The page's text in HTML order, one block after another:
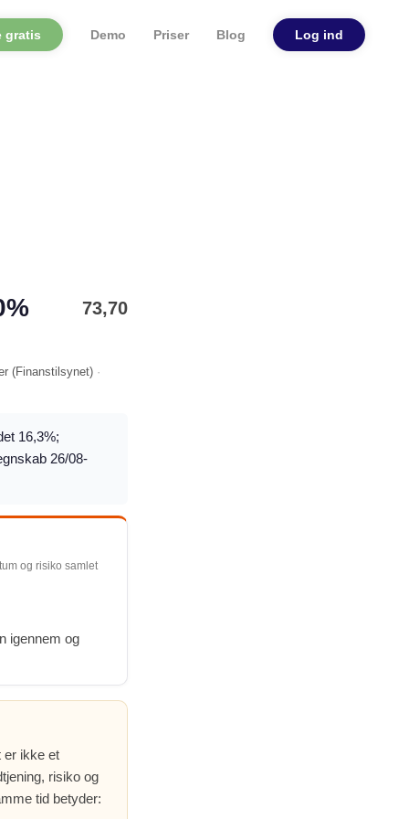
Log ind
Blog
Priser
Demo
gratis
73,70
(Finanstilsynet) ·
16,3%;
26/08-
og risiko samlet
igennem og
ikke et
risiko og
tid betyder: